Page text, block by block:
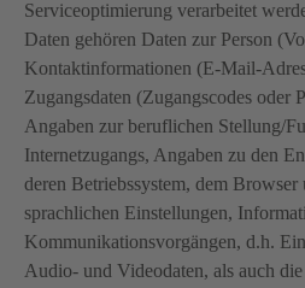
Serviceoptimierung verarbeitet
Daten gehören Daten zur Person
Kontaktinformationen (E-Mail-
Zugangsdaten (Zugangscodes oder
Angaben zur beruflichen Stellung/
Internetzugangs, Angaben zu den
deren Betriebssystem, dem Browser
sprachlichen Einstellungen,
Kommunikationsvorgängen, d.h.
Audio- und Videodaten, als auch